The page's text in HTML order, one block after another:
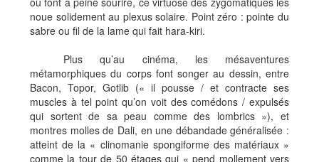
noue solidement au plexus solaire. Point zéro : pointe du
sabre ou fil de la lame qui fait hara-kiri.
Plus qu’au cinéma, les mésaventures
métamorphiques du corps font songer au dessin, entre
Bacon, Topor, Gotlib (« il pousse / et contracte ses
muscles à tel point qu’on voit des comédons / expulsés
qui sortent de sa peau comme des lombrics »), et
montres molles de Dali, en une débandade généralisée :
atteint de la « clinomanie spongiforme des matériaux »
comme la tour de 50 étages qui « pend mollement vers